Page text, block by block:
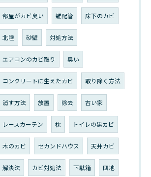
部屋がカビ臭い 雑配管 床下のカビ
北陸 砂壁 対処方法
エアコンのカビ取り 臭い
コンクリートに生えたカビ 取り除く方法
消す方法 放置 除去 古い家
レースカーテン 枕 トイレの黒カビ
木のカビ セカンドハウス 天井カビ
解決法 カビ対処法 下駄箱 団地